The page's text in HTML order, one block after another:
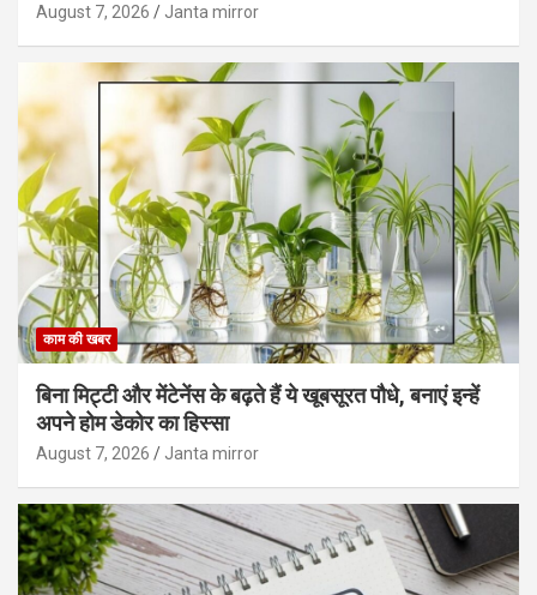
August 7, 2026 Janta mirror
काम की खबर
बिना मिट्टी और मेंटेनेंस के बढ़ते हैं ये खूबसूरत पौधे, बनाएं इन्‍हें
अपने होम डेकोर का हिस्‍सा
August 7, 2026 Janta mirror